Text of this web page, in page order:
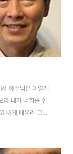
예수님은 이렇게
라 내가 너희를 쉬
내게 배우라 그리
가벼움이라 하시
께 나아가는 것이